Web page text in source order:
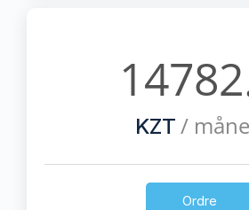
KZT /
Ordre